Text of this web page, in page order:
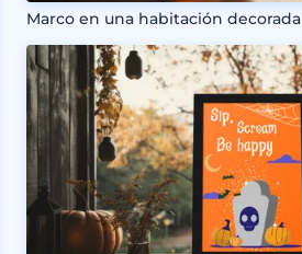
Marco en una habitación decorada